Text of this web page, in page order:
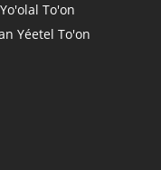
To'on
Yéetel To'on